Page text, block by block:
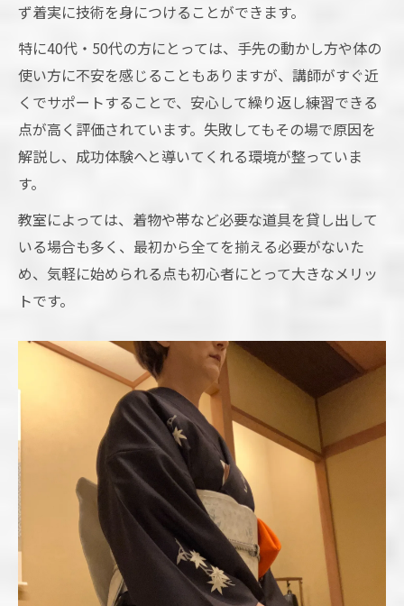
ず着実に技術を身につけることができます。
特に40代・50代の方にとっては、手先の動かし方や体の
使い方に不安を感じることもありますが、講師がすぐ近
くでサポートすることで、安心して繰り返し練習できる
点が高く評価されています。失敗してもその場で原因を
解説し、成功体験へと導いてくれる環境が整っていま
す。
教室によっては、着物や帯など必要な道具を貸し出して
いる場合も多く、最初から全てを揃える必要がないた
め、気軽に始められる点も初心者にとって大きなメリッ
トです。